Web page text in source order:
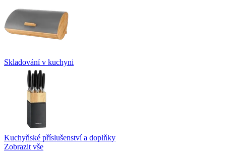
Skladování v kuchyni
Kuchyňské příslušenství a doplňky
Zobrazit vše